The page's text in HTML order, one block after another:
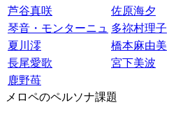
芦谷真咲
佐原海夕
琴音・モンターニュ 多祢村理子
夏川澪
橋本麻由美
長尾愛歌
宮下美波
鹿野苺
メロペのペルソナ課題